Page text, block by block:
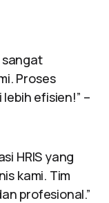
sangat
Proses
efisien!” –
HRIS yang
kami. Tim
profesional.”